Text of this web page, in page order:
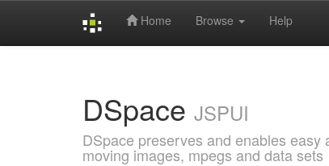
Home Browse Help
DSpace JSPUI
DSpace preserves and enables
moving images, mpegs and data sets